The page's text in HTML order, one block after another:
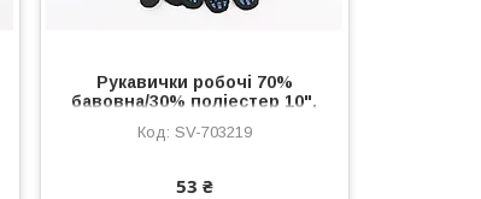
Рукавички робочі 70%
бавовна/30% поліестер 10",
ПВХ точка (SP-0132),
703219
SV-703219
53 ₴